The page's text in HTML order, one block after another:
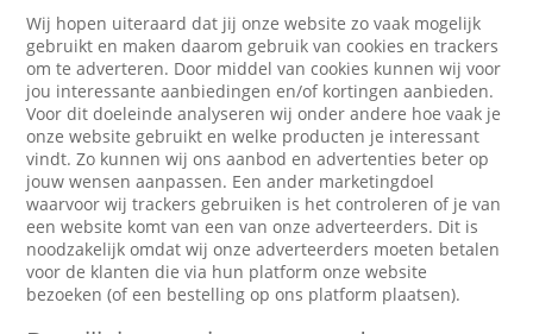
Wij hopen uiteraard dat jij onze website zo vaak mogelijk
gebruikt en maken daarom gebruik van cookies en trackers
om te adverteren. Door middel van cookies kunnen wij voor
jou interessante aanbiedingen en/of kortingen aanbieden.
Voor dit doeleinde analyseren wij onder andere hoe vaak je
onze website gebruikt en welke producten je interessant
vindt. Zo kunnen wij ons aanbod en advertenties beter op
jouw wensen aanpassen. Een ander marketingdoel
waarvoor wij trackers gebruiken is het controleren of je van
een website komt van een van onze adverteerders. Dit is
noodzakelijk omdat wij onze adverteerders moeten betalen
voor de klanten die via hun platform onze website
bezoeken (of een bestelling op ons platform plaatsen).